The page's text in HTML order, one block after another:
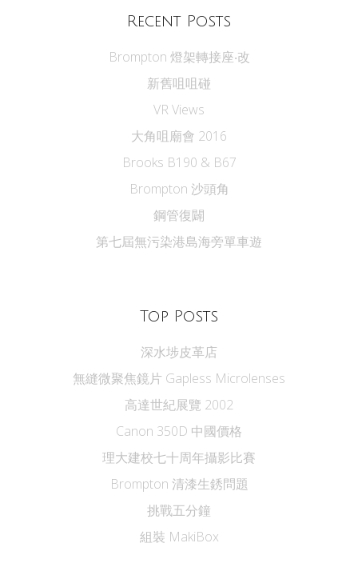
Recent Posts
Brompton 燈架轉接座‧改
新舊咀咀碰
VR Views
大角咀廟會 2016
Brooks B190 & B67
Brompton 沙頭角
鋼管復闢
第七屆無污染港島海旁單車遊
Top Posts
深水埗皮革店
無縫微聚焦鏡片 Gapless Microlenses
高達世紀展覽 2002
Canon 350D 中國價格
理大建校七十周年攝影比賽
Brompton 清漆生銹問題
挑戰五分鐘
組裝 MakiBox